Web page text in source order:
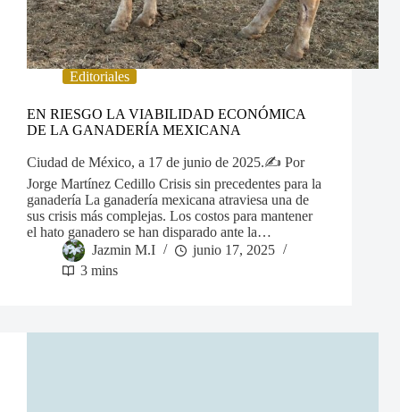
Editoriales
EN RIESGO LA VIABILIDAD ECONÓMICA
DE LA GANADERÍA MEXICANA
Ciudad de México, a 17 de junio de 2025.✍️ Por
Jorge Martínez Cedillo Crisis sin precedentes para la
ganadería La ganadería mexicana atraviesa una de
sus crisis más complejas. Los costos para mantener
el hato ganadero se han disparado ante la…
Jazmin M.I
junio 17, 2025
3 mins